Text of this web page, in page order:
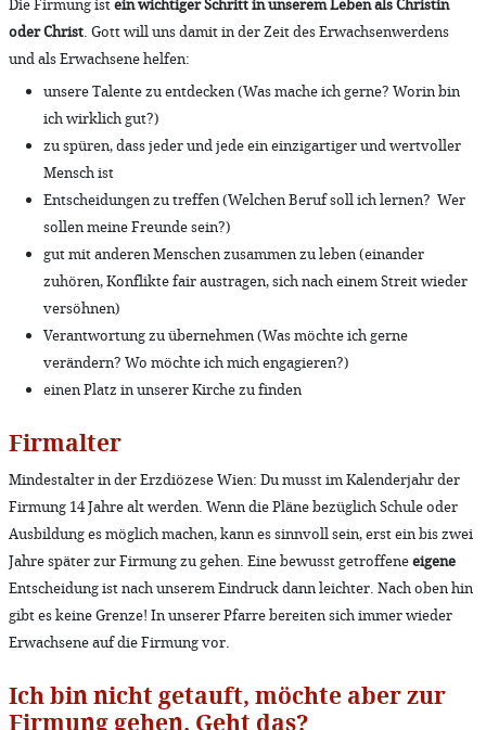
Die Firmung ist ein wichtiger Schritt in unserem Leben als Christin
oder Christ. Gott will uns damit in der Zeit des Erwachsenwerdens
und als Erwachsene helfen:
unsere Talente zu entdecken (Was mache ich gerne? Worin bin
ich wirklich gut?)
zu spüren, dass jeder und jede ein einzigartiger und wertvoller
Mensch ist
Entscheidungen zu treffen (Welchen Beruf soll ich lernen? Wer
sollen meine Freunde sein?)
gut mit anderen Menschen zusammen zu leben (einander
zuhören, Konflikte fair austragen, sich nach einem Streit wieder
versöhnen)
Verantwortung zu übernehmen (Was möchte ich gerne
verändern? Wo möchte ich mich engagieren?)
einen Platz in unserer Kirche zu finden
Firmalter
Mindestalter in der Erzdiözese Wien: Du musst im Kalenderjahr der
Firmung 14 Jahre alt werden. Wenn die Pläne bezüglich Schule oder
Ausbildung es möglich machen, kann es sinnvoll sein, erst ein bis zwei
Jahre später zur Firmung zu gehen. Eine bewusst getroffene eigene
Entscheidung ist nach unserem Eindruck dann leichter. Nach oben hin
gibt es keine Grenze! In unserer Pfarre bereiten sich immer wieder
Erwachsene auf die Firmung vor.
Ich bin nicht getauft, möchte aber zur
Firmung gehen. Geht das?